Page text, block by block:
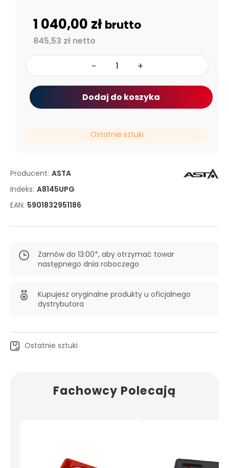
Producent: ASTA
Indeks: A8145UPG
EAN: 5901832951186
Zamów do 13:00*, aby otrzymać towar
następnego dnia roboczego
Kupujesz oryginalne produkty u oficjalnego
dystrybutora
Ostatnie sztuki
1 040,00 złbrutto
845,53 zł netto
- +
Dodaj do koszyka
Ostatnie sztuki
Fachowcy Polecają